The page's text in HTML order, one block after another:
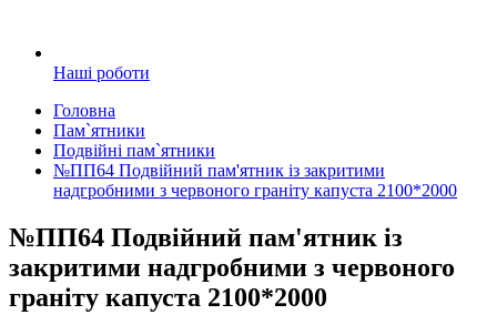
Наші роботи
Головна
Пам`ятники
Подвійні пам`ятники
№ПП64 Подвійний пам'ятник із закритими
надгробними з червоного граніту капуста 2100*2000
№ПП64 Подвійний пам'ятник із
закритими надгробними з червоного
граніту капуста 2100*2000